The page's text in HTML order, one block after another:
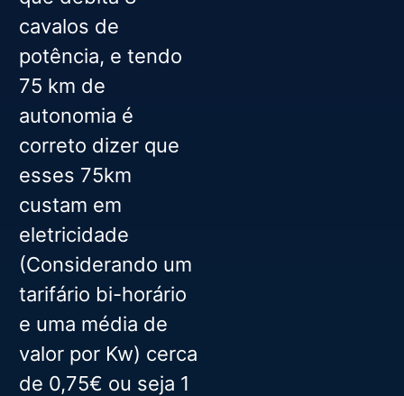
cavalos de
potência, e tendo
75 km de
autonomia é
correto dizer que
esses 75km
custam em
eletricidade
(Considerando um
tarifário bi-horário
e uma média de
valor por Kw) cerca
de 0,75€ ou seja 1